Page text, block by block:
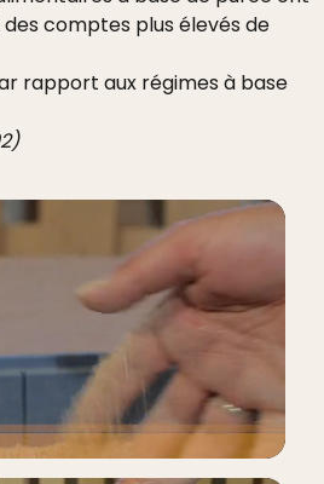
comptes plus élevés de
rapport aux régimes à base